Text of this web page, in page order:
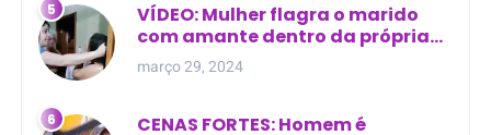
VÍDEO: Mulher flagra o marido
com amante dentro da própria
residência
março 29, 2024
CENAS FORTES: Homem é